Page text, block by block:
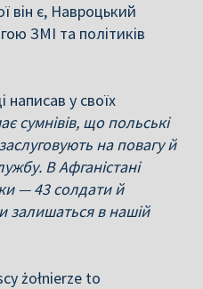
він є, Навроцький
ЗМІ та політиків
написав у своїх
сумнівів, що польські
на повагу й
В Афганістані
— 43 солдати й
залишаться в нашій
żołnierze to